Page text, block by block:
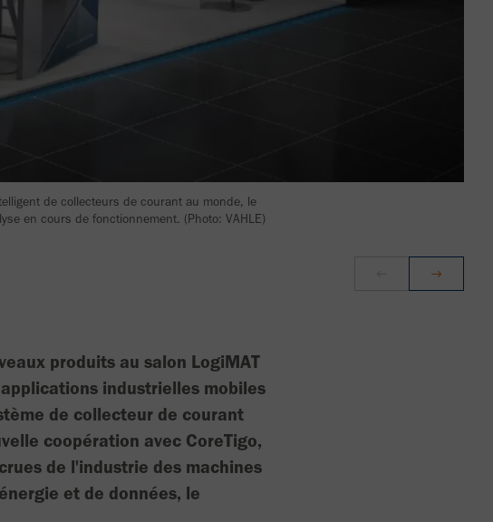
de collecteurs de courant au monde, le
en cours de fonctionnement. (Photo: VAHLE)
produits au salon LogiMAT
industrielles mobiles
de collecteur de courant
coopération avec CoreTigo,
de l'industrie des machines
et de données, le